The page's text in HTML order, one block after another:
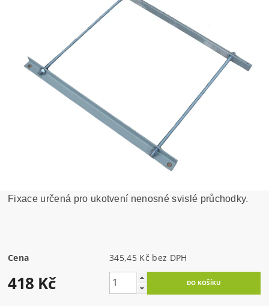
Fixace určená pro ukotvení nenosné svislé průchodky.
Cena 345,45 Kč bez DPH
418 Kč